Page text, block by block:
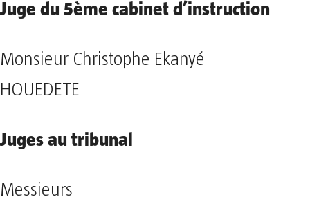
Juge du 5ème cabinet d’instruction
Monsieur Christophe Ekanyé
HOUEDETE
Juges au tribunal
Messieurs